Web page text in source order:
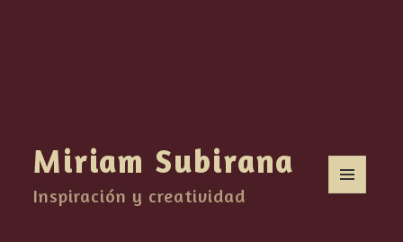
Miriam Subirana
Inspiración y creatividad